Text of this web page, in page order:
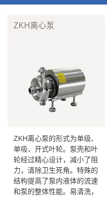
ZKH离心泵
ZKH离心泵的形式为单级、
单吸、开式叶轮。泵壳和叶
轮经过精心设计，减小了阻
力，清除卫生死角。特殊的
结构提高了泵内液体的流速
和泵的整体性能。易清洗，